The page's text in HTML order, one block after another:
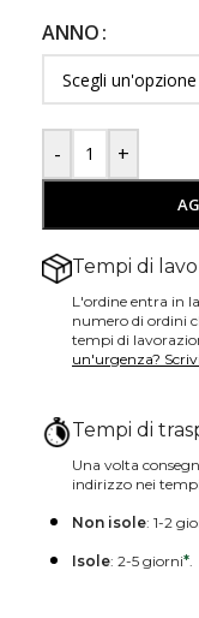
ANNO
- +
Tempi di
L'ordine entra in
numero di ordini
tempi di
un'urgenza?
Tempi di
Una volta
indirizzo nei
Non isole: 1-2
Isole: 2-5 giorni*.